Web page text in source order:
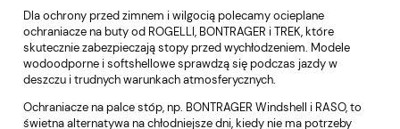
Dla ochrony przed zimnem i wilgocią polecamy ocieplane
ochraniacze na buty od ROGELLI, BONTRAGER i TREK, które
skutecznie zabezpieczają stopy przed wychłodzeniem. Modele
wodoodporne i softshellowe sprawdzą się podczas jazdy w
deszczu i trudnych warunkach atmosferycznych.
Ochraniacze na palce stóp, np. BONTRAGER Windshell i RASO, to
świetna alternatywa na chłodniejsze dni, kiedy nie ma potrzeby